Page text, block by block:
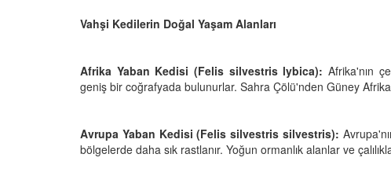
Vahşi Kedilerin Doğal Yaşam Alanları
Afrika Yaban Kedisi (Felis silvestris lybica): Afrika'nın
geniş bir coğrafyada bulunurlar. Sahra Çölü'nden Güney
Avrupa Yaban Kedisi (Felis silvestris silvestris):
bölgelerde daha sık rastlanır. Yoğun ormanlık alanlar ve
Evde Kediler İçin
11.10.2025
Kaygısı ve Çözüm
Kediler Zamanla Neden
Mırlamaya Başladı? Evrimsel
Bakış